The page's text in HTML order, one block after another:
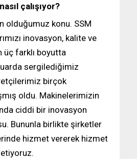
çalışıyor?
olduğumuz konu. SSM
inovasyon, kalite ve
farklı boyutta
sergilediğimiz
birçok
oldu. Makinelerimizin
ciddi bir inovasyon
Bununla birlikte şirketler
hizmet vererek hizmet